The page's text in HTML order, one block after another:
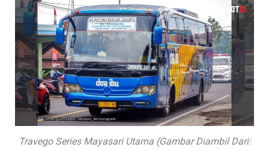
Travego Series Mayasari Utama (Gambar Diambil Dari: